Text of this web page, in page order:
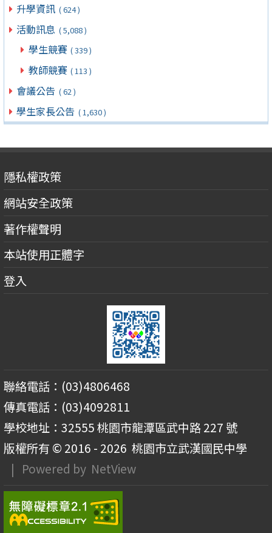
升學資訊 ( 624 )
活動訊息 ( 5,088 )
學生競賽 ( 339 )
教師競賽 ( 113 )
會議公告 ( 62 )
學生家長公告 ( 1,630 )
隱私權政策
網站安全政策
著作權聲明
本站使用正體字
登入
聯絡電話：(03)4806468
傳真電話：(03)4092811
學校地址：32555 桃園市龍潭區武中路 227 號
版權所有 © 2016 - 2026 桃園市立武漢國民中學
| Powered by NetView